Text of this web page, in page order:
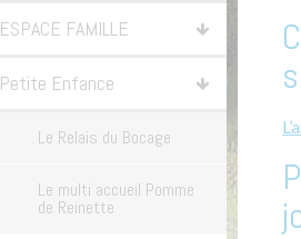
ESPACE FAMILLE
Petite Enfance
Le Relais du Bocage
Le multi accueil Pomme
de Reinette